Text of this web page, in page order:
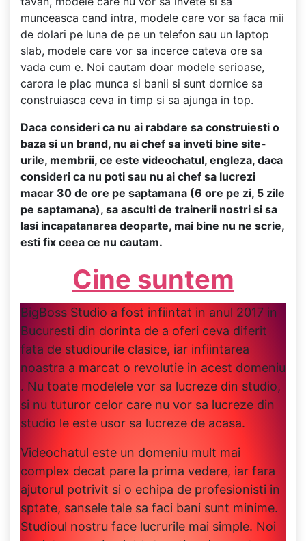
munceasca cand intra, modele care vor sa faca mii
de dolari pe luna de pe un telefon sau un laptop
slab, modele care vor sa incerce cateva ore sa
vada cum e. Noi cautam doar modele serioase,
carora le plac munca si banii si sunt dornice sa
construiasca ceva in timp si sa ajunga in top.
Daca consideri ca nu ai rabdare sa construiesti o
baza si un brand, nu ai chef sa inveti bine site-
urile, membrii, ce este videochatul, engleza, daca
consideri ca nu poti sau nu ai chef sa lucrezi
macar 30 de ore pe saptamana (6 ore pe zi, 5 zile
pe saptamana), sa asculti de trainerii nostri si sa
lasi incapatanarea deoparte, mai bine nu ne scrie,
esti fix ceea ce nu cautam.
Cine suntem
BigBoss Studio a fost infiintat in anul 2017 in
Bucuresti din dorinta de a oferi ceva diferit
fata de studiourile clasice, iar infiintarea
noastra a marcat o revolutie in acest domeniu
. Nu toate modelele vor sa lucreze din studio,
si nu tuturor celor care nu vor sa lucreze din
studio le este usor sa lucreze de acasa.
Videochatul este un domeniu mult mai
complex decat pare la prima vedere, iar fara
ajutorul potrivit si o echipa de profesionisti in
sptate, sansele tale sa faci bani sunt minime.
Studioul nostru face lucrurile mai simple. Noi